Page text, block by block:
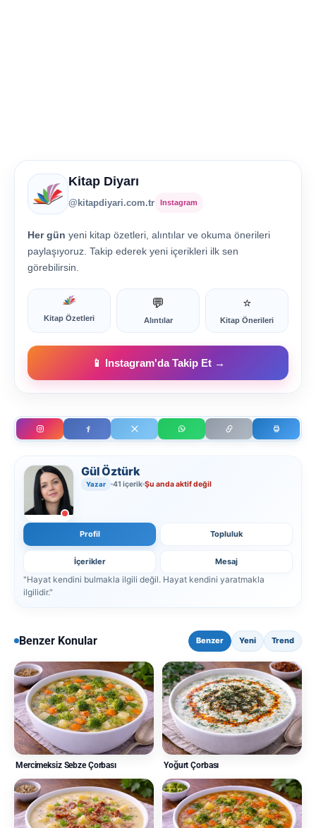
Kitap Diyarı
@kitapdiyari.com.tr Instagram
Her gün yeni kitap özetleri, alıntılar ve okuma önerileri
paylaşıyoruz. Takip ederek yeni içerikleri ilk sen
görebilirsin.
Kitap Özetleri
💬
Alıntılar
⭐
Kitap Önerileri
📱 Instagram'da Takip Et →
Gül Öztürk
Yazar 41 içerik Şu anda aktif değil
Profil Topluluk
İçerikler Mesaj
"Hayat kendini bulmakla ilgili değil. Hayat kendini yaratmakla
ilgilidir."
Benzer Konular Benzer Yeni Trend
Mercimeksiz Sebze Çorbası Yoğurt Çorbası